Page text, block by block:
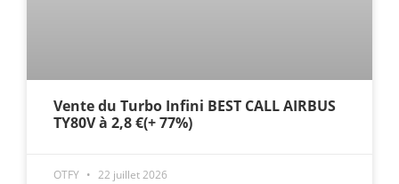
Vente du Turbo Infini BEST CALL AIRBUS
TY80V à 2,8 €(+ 77%)
OTFY 22 juillet 2026